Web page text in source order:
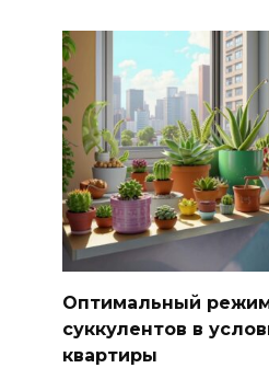
Оптимальный
суккулентов в
квартиры